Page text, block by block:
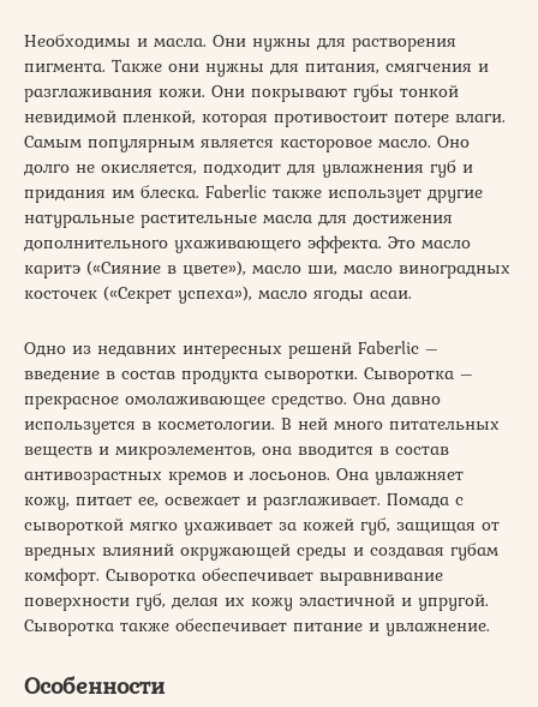
Необходимы и масла. Они нужны для растворения
пигмента. Также они нужны для питания, смягчения и
разглаживания кожи. Они покрывают губы тонкой
невидимой пленкой, которая противостоит потере влаги.
Самым популярным является касторовое масло. Оно
долго не окисляется, подходит для увлажнения губ и
придания им блеска. Faberlic также использует другие
натуральные растительные масла для достижения
дополнительного ухаживающего эффекта. Это масло
каритэ («Сияние в цвете»), масло ши, масло виноградных
косточек («Секрет успеха»), масло ягоды асаи.
Одно из недавних интересных решенй Faberlic –
введение в состав продукта сыворотки. Сыворотка –
прекрасное омолаживающее средство. Она давно
используется в косметологии. В ней много питательных
веществ и микроэлементов, она вводится в состав
антивозрастных кремов и лосьонов. Она увлажняет
кожу, питает ее, освежает и разглаживает. Помада с
сывороткой мягко ухаживает за кожей губ, защищая от
вредных влияний окружающей среды и создавая губам
комфорт. Сыворотка обеспечивает выравнивание
поверхности губ, делая их кожу эластичной и упругой.
Сыворотка также обеспечивает питание и увлажнение.
Особенности